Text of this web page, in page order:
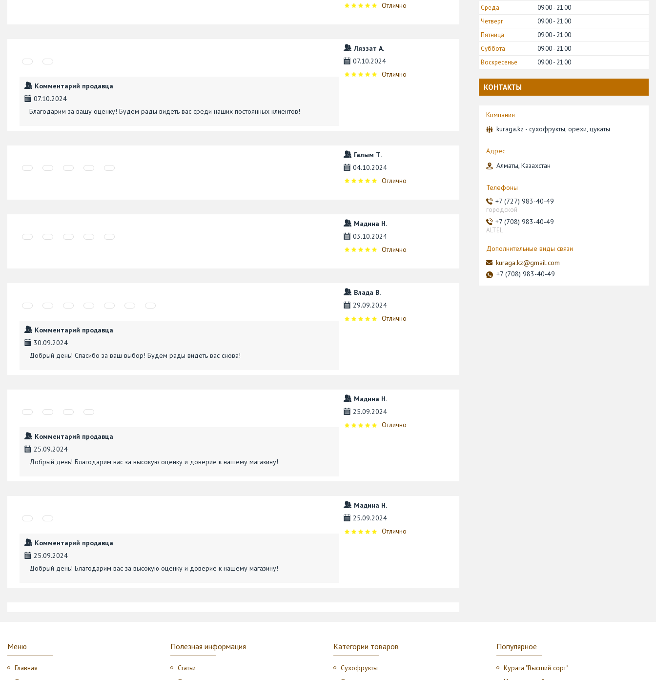
Отлично
Комментарий продавца
07.10.2024
Благодарим за вашу оценку! Будем рады видеть вас среди наших постоянных клиентов!
Ляззат А.
07.10.2024
Отлично
Галым Т.
04.10.2024
Отлично
Мадина Н.
03.10.2024
Отлично
Комментарий продавца
30.09.2024
Добрый день! Спасибо за ваш выбор! Будем рады видеть вас снова!
Влада В.
29.09.2024
Отлично
Комментарий продавца
25.09.2024
Добрый день! Благодарим вас за высокую оценку и доверие к нашему магазину!
Мадина Н.
25.09.2024
Отлично
Комментарий продавца
25.09.2024
Добрый день! Благодарим вас за высокую оценку и доверие к нашему магазину!
Мадина Н.
25.09.2024
Отлично
Среда
09:00 21:00
Четверг
09:00 21:00
Пятница
09:00 21:00
Суббота
09:00 21:00
Воскресенье
09:00 21:00
КОНТАКТЫ
kuraga.kz - сухофрукты, орехи, цукаты
Алматы, Казахстан
+7 (727) 983-40-49
городской
+7 (708) 983-40-49
ALTEL
kuraga.kz@gmail.com
+7 (708) 983-40-49
Меню
Главная
Полезная информация
Статьи
Категории товаров
Сухофрукты
Популярное
Курага "Высший сорт"